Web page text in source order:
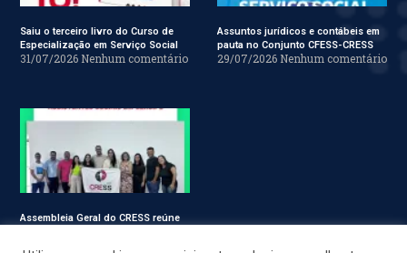
Saiu o terceiro livro do Curso de
Especialização em Serviço Social
31/07/2026 Nenhum comentário
Assuntos jurídicos e contábeis em
pauta no Conjunto CFESS-CRESS
29/07/2026 Nenhum comentário
Assembleia Geral do CRESS reúne